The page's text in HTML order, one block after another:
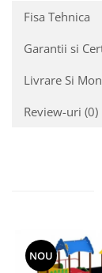
Fisa Tehnica
Garantii si
Livrare Si
Review-uri (0)
NOU